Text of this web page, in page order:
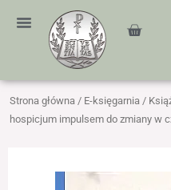
treści
Cart
Strona główna / E-księgarnia /
hospicjum impulsem do zmiany w